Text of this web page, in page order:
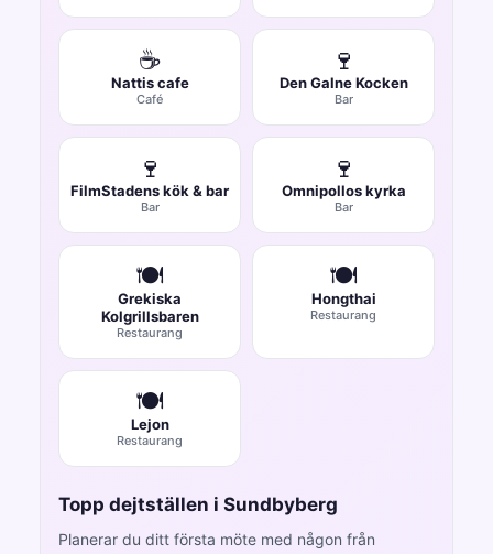
☕
Nattis cafe
Café
🍷
Den Galne Kocken
Bar
🍷
FilmStadens kök & bar
Bar
🍷
Omnipollos kyrka
Bar
🍽️
Grekiska
Kolgrillsbaren
Restaurang
🍽️
Hongthai
Restaurang
🍽️
Lejon
Restaurang
Topp dejtställen i Sundbyberg
Planerar du ditt första möte med någon från